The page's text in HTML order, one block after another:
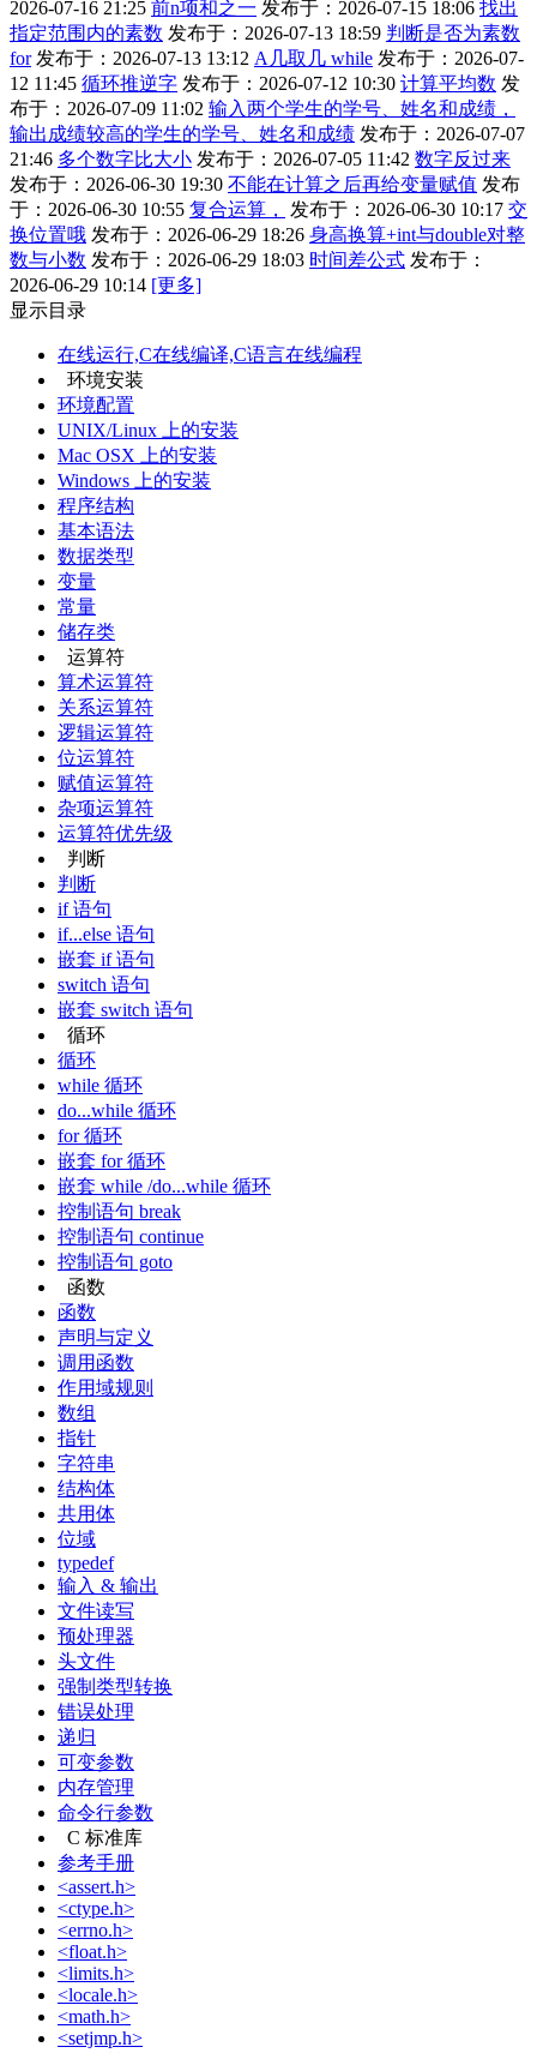
2026-07-16 21:25 前n项和之一 发布于：2026-07-15 18:06 找出
指定范围内的素数 发布于：2026-07-13 18:59 判断是否为素数
for 发布于：2026-07-13 13:12 A几取几 while 发布于：2026-07-
12 11:45 循环推逆字 发布于：2026-07-12 10:30 计算平均数 发
布于：2026-07-09 11:02 输入两个学生的学号、姓名和成绩，
输出成绩较高的学生的学号、姓名和成绩 发布于：2026-07-07
21:46 多个数字比大小 发布于：2026-07-05 11:42 数字反过来
发布于：2026-06-30 19:30 不能在计算之后再给变量赋值 发布
于：2026-06-30 10:55 复合运算， 发布于：2026-06-30 10:17 交
换位置哦 发布于：2026-06-29 18:26 身高换算+int与double对整
数与小数 发布于：2026-06-29 18:03 时间差公式 发布于：
2026-06-29 10:14 [更多]
显示目录
在线运行,C在线编译,C语言在线编程
环境安装
环境配置
UNIX/Linux 上的安装
Mac OSX 上的安装
Windows 上的安装
程序结构
基本语法
数据类型
变量
常量
储存类
运算符
算术运算符
关系运算符
逻辑运算符
位运算符
赋值运算符
杂项运算符
运算符优先级
判断
判断
if 语句
if...else 语句
嵌套 if 语句
switch 语句
嵌套 switch 语句
循环
循环
while 循环
do...while 循环
for 循环
嵌套 for 循环
嵌套 while /do...while 循环
控制语句 break
控制语句 continue
控制语句 goto
函数
函数
声明与定义
调用函数
作用域规则
数组
指针
字符串
结构体
共用体
位域
typedef
输入 & 输出
文件读写
预处理器
头文件
强制类型转换
错误处理
递归
可变参数
内存管理
命令行参数
C 标准库
参考手册
<assert.h>
<ctype.h>
<errno.h>
<float.h>
<limits.h>
<locale.h>
<math.h>
<setjmp.h>